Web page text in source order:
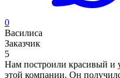
0
Василиса
Заказчик
5
Нам построили красивый и
этой компании. Он